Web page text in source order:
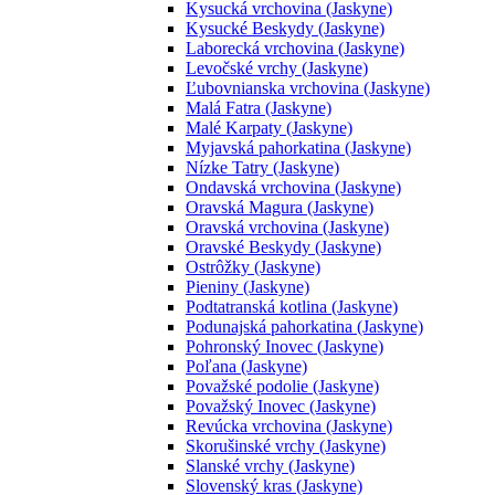
Kysucká vrchovina (Jaskyne)
Kysucké Beskydy (Jaskyne)
Laborecká vrchovina (Jaskyne)
Levočské vrchy (Jaskyne)
Ľubovnianska vrchovina (Jaskyne)
Malá Fatra (Jaskyne)
Malé Karpaty (Jaskyne)
Myjavská pahorkatina (Jaskyne)
Nízke Tatry (Jaskyne)
Ondavská vrchovina (Jaskyne)
Oravská Magura (Jaskyne)
Oravská vrchovina (Jaskyne)
Oravské Beskydy (Jaskyne)
Ostrôžky (Jaskyne)
Pieniny (Jaskyne)
Podtatranská kotlina (Jaskyne)
Podunajská pahorkatina (Jaskyne)
Pohronský Inovec (Jaskyne)
Poľana (Jaskyne)
Považské podolie (Jaskyne)
Považský Inovec (Jaskyne)
Revúcka vrchovina (Jaskyne)
Skorušinské vrchy (Jaskyne)
Slanské vrchy (Jaskyne)
Slovenský kras (Jaskyne)